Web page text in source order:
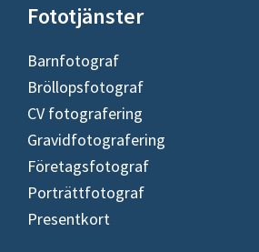
Fototjänster
Barnfotograf
Bröllopsfotograf
CV fotografering
Gravidfotografering
Företagsfotograf
Porträttfotograf
Presentkort